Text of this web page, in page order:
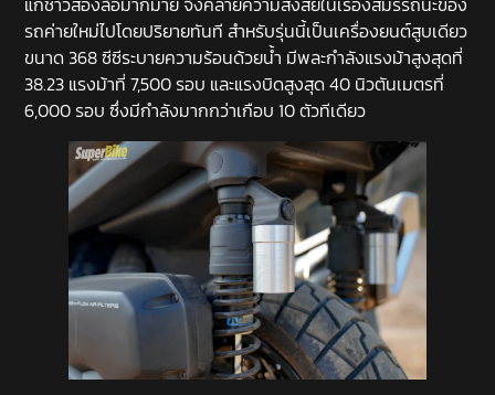
รถค่ายใหม่ไปโดยปริยายทันที สำหรับรุ่นนี้เป็นเครื่องยนต์สูบเดียว
ขนาด 368 ซีซีระบายความร้อนด้วยน้ำ มีพละกำลังแรงม้าสูงสุดที่
38.23 แรงม้าที่ 7,500 รอบ และแรงบิดสูงสุด 40 นิวตันเมตรที่
6,000 รอบ ซึ่งมีกำลังมากกว่าเกือบ 10 ตัวทีเดียว